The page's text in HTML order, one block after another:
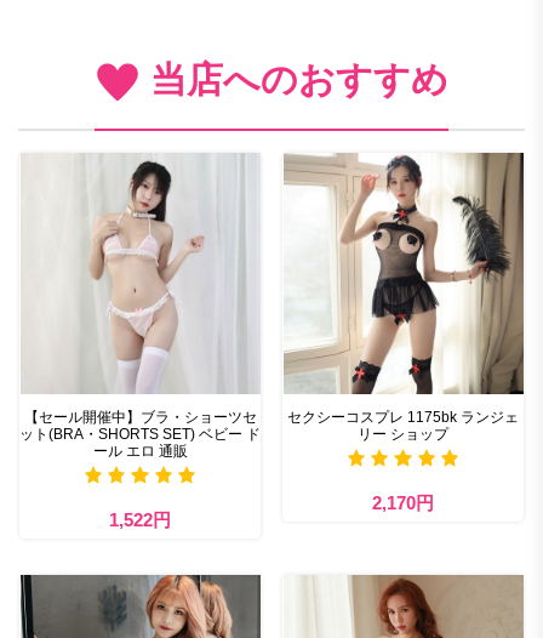
当店へのおすすめ
【セール開催中】ブラ・ショーツセ
ット(BRA・SHORTS SET) ベビー ド
ール エロ 通販
1,522円
セクシーコスプレ 1175bk ランジェ
リー ショップ
2,170円